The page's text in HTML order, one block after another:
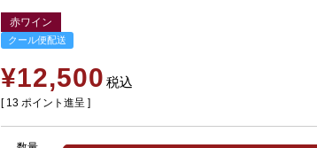
赤ワイン
クール便配送
¥12,500 税込
[ 13 ポイント進呈 ]